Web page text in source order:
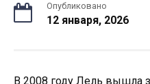
Опубликовано
12 января, 2026
В 2008 году Лель вышла